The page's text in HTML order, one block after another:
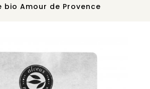
bio Amour de Provence